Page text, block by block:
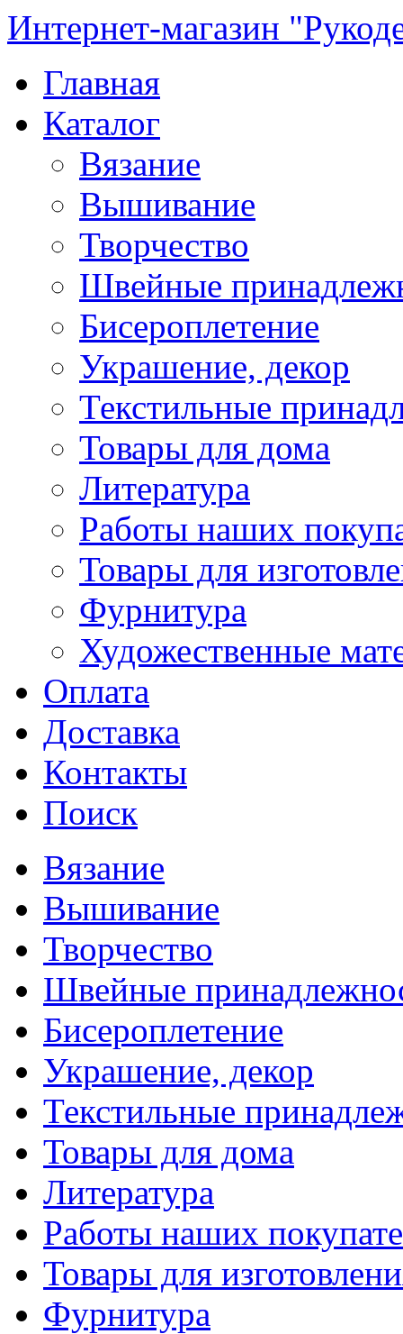
Интернет-магазин
Главная
Каталог
Вязание
Вышивание
Творчество
Швейные
Бисероплетение
Украшение, декор
Текстильные
Товары для дома
Литература
Работы наших
Товары для
Фурнитура
Художественные
Оплата
Доставка
Контакты
Поиск
Вязание
Вышивание
Творчество
Швейные
Бисероплетение
Украшение, декор
Текстильные
Товары для дома
Литература
Работы наших
Товары для
Фурнитура